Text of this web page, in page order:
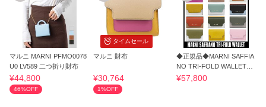
マルニ MARNI PFMO0078
U0 LV589 二つ折り財布
¥44,800
46%OFF
タイムセール
マルニ 財布
¥30,764
1%OFF
◆正規品◆MARNI SAFFIA
NO TRI-FOLD WALLET◆
関税込◆追跡あり◆
¥57,800